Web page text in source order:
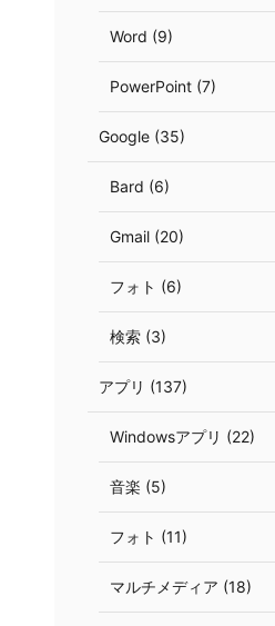
Word (9)
PowerPoint (7)
Google (35)
Bard (6)
Gmail (20)
フォト (6)
検索 (3)
アプリ (137)
Windowsアプリ (22)
音楽 (5)
フォト (11)
マルチメディア (18)